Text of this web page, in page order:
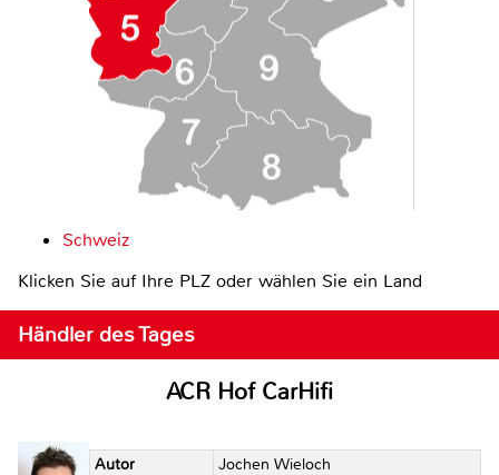
Schweiz
Klicken Sie auf Ihre PLZ oder wählen Sie ein Land
Händler des Tages
ACR Hof CarHifi
Autor
Jochen Wieloch